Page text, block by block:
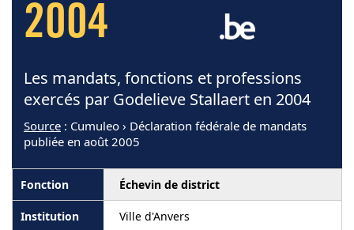
2004
Les mandats, fonctions et professions
exercés par Godelieve Stallaert en 2004
Source : Cumuleo › Déclaration fédérale de mandats
publiée en août 2005
Échevin de district
Ville d'Anvers